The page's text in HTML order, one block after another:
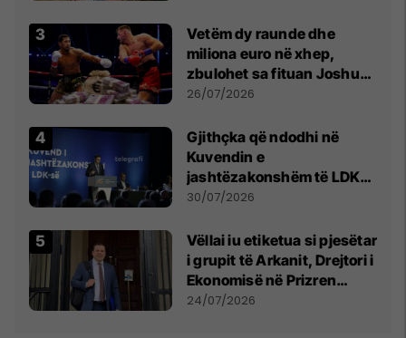
Vetëm dy raunde dhe
miliona euro në xhep,
zbulohet sa fituan Joshua
e Prenga
26/07/2026
Gjithçka që ndodhi në
Kuvendin e
jashtëzakonshëm të LDK-
së
30/07/2026
Vëllai iu etiketua si pjesëtar
i grupit të Arkanit, Drejtori i
Ekonomisë në Prizren
mohon pretendimet
24/07/2026